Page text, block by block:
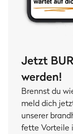
Jetzt
werden!
Brennst du
meld dich
unserer
fette Vorteile